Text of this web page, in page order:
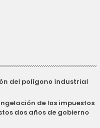
del polígono industrial
de los impuestos
dos años de gobierno